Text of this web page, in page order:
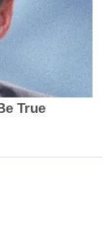
True